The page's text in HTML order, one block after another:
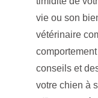
vie ou son
vétérinaire
conseils et
votre chien à